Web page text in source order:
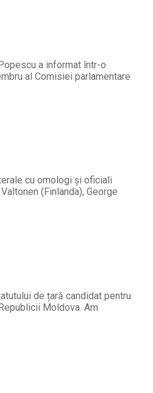
a informat într-o
al Comisiei parlamentare
cu omologi și oficiali
(Finlanda), George
de țară candidat pentru
Moldova. Am